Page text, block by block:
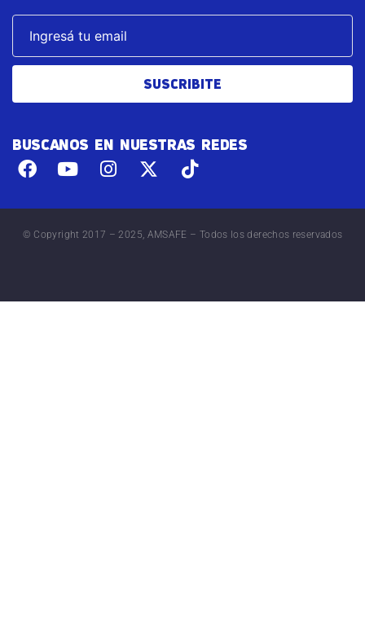
SUSCRIBITE
BUSCANOS EN NUESTRAS REDES
© Copyright 2017 – 2025, AMSAFE – Todos los derechos reservados